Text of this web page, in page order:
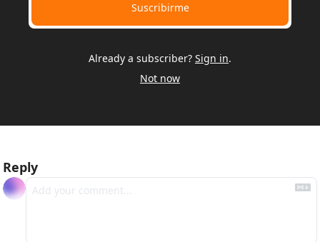
Suscribirme
Already a subscriber? Sign in.
Not now
Reply